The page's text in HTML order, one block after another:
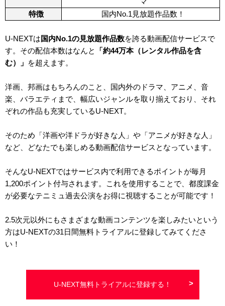
特徴
国内No.1見放題作品数！
U-NEXTは国内No.1の見放題作品数を誇る動画配信サービスで
す。その配信本数はなんと
「約44万本（レンタル作品を含
む）」 を超えます。
洋画、邦画はもちろんのこと、国内外のドラマ、アニメ、音
楽、バラエティまで、幅広いジャンルを取り揃えており、それ
ぞれの作品も充実しているU-NEXT。
そのため「洋画や洋ドラが好きな人」や「アニメが好きな人」
など、どなたでも楽しめる動画配信サービスとなっています。
そんなU-NEXTではサービス内で利用できるポイントが毎月
1,200ポイント付与されます。これを使用することで、都度課金
が必要なテニミュ過去公演をお得に視聴することが可能です！
2.5次元以外にもさまざまな動画コンテンツを楽しみたいという
方はU-NEXTの31日間無料トライアルに登録してみてくださ
い！
U-NEXT無料トライアルに登録する！